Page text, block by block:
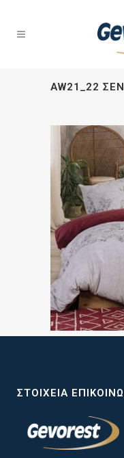
AW21_22
ΣΤΟΙΧΕΊΑ